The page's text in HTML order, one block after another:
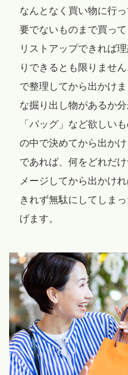
なんとなく買い物に行
要でないものまで買っ
リストアップできれば
りできるとも限りませ
で整理してから出かけ
な掘り出し物があるか
「バッグ」など欲しい
の中で決めてから出か
であれば、何をどれだ
メージしてから出かけ
きれず無駄にしてしま
げます。